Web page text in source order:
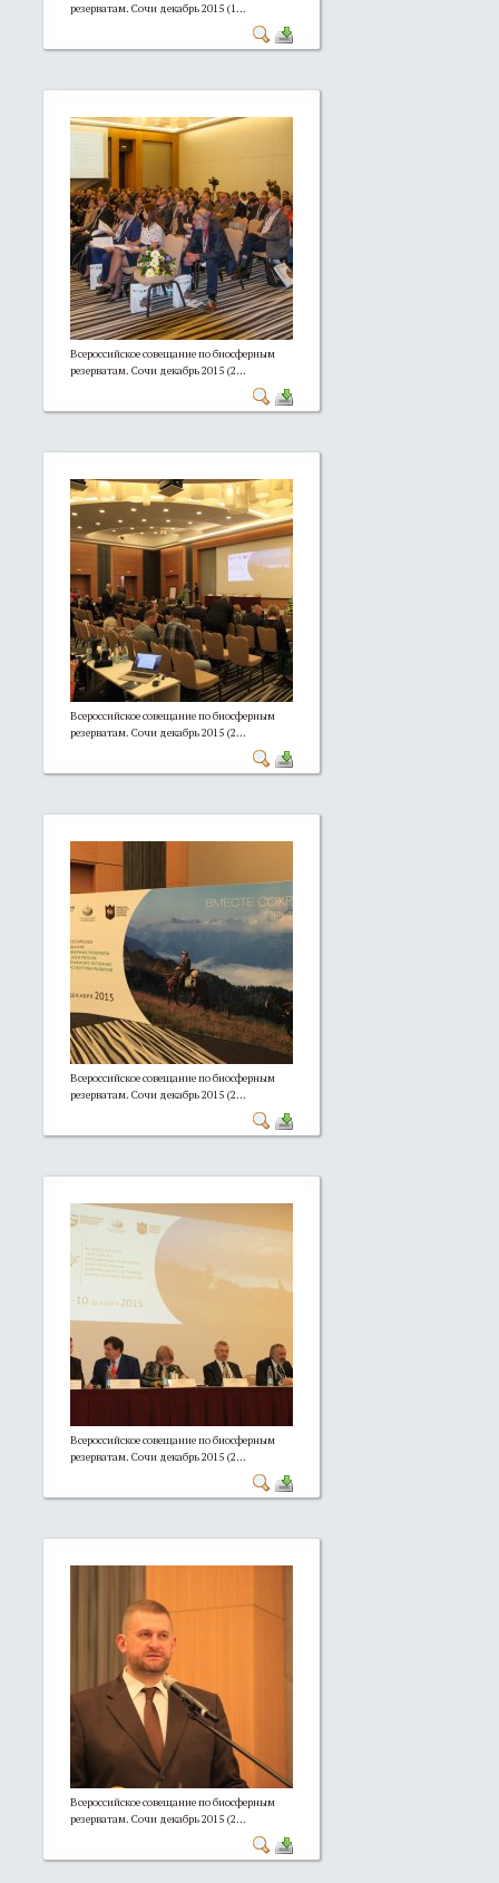
резерватам. Сочи декабрь 2015 (1...
Всероссийское совещание по биосферным
резерватам. Сочи декабрь 2015 (2...
Всероссийское совещание по биосферным
резерватам. Сочи декабрь 2015 (2...
Всероссийское совещание по биосферным
резерватам. Сочи декабрь 2015 (2...
Всероссийское совещание по биосферным
резерватам. Сочи декабрь 2015 (2...
Всероссийское совещание по биосферным
резерватам. Сочи декабрь 2015 (2...